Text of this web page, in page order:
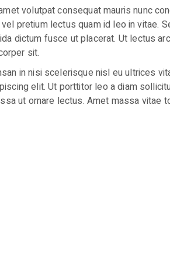
volutpat consequat mauris nunc
pretium lectus quam id leo in
dictum fusce ut placerat. Ut lectus
sit.
in nisi scelerisque nisl eu ultrices
elit. Ut porttitor leo a diam
ut ornare lectus. Amet massa vitae